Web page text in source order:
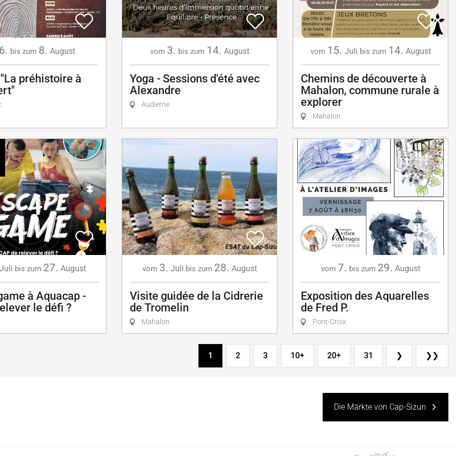
bis zum 8. August
préhistoire à
vom 3. bis zum 14. August
Yoga - Sessions d'été avec
Alexandre
Audierne
vom 15. Juli bis zum 14. August
Chemins de découverte à
Mahalon, commune rurale à
explorer
Mahalon
bis zum 27. August
à Aquacap -
le défi ?
vom 3. Juli bis zum 28. August
Visite guidée de la Cidrerie
de Tromelin
Mahalon
vom 7. bis zum 29. August
Exposition des Aquarelles
de Fred P.
Pont-Croix
1 2 3 10+ 20+ 31 ❯ ❯❯
Die Märkte von Cap-Sizun